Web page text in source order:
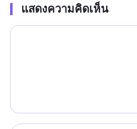
แสดงความคิดเห็น